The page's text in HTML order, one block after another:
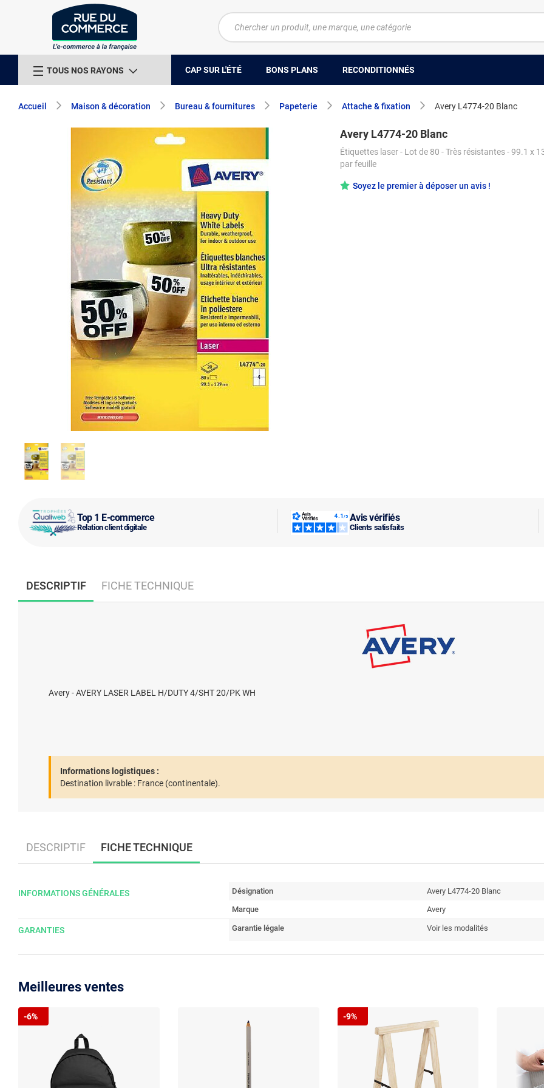
TOUS NOS RAYONS CAP SUR L'ÉTÉ BONS PLANS RECONDITIONNÉS
Accueil Maison & décoration Bureau & fournitures Papeterie Attache & fixation Avery L4774-20 Blanc
Top 1 E-commerce
Relation client digitale
Avis vérifiés
Clients satisfaits
Avery L4774-20 Blanc
Étiquettes laser - Lot de 80 - Très résistantes - 99.1 x
par feuille
Soyez le premier à déposer un avis !
DESCRIPTIF FICHE TECHNIQUE
Avery - AVERY LASER LABEL H/DUTY 4/SHT 20/PK WH
Informations logistiques :
Destination livrable : France (continentale).
DESCRIPTIF FICHE TECHNIQUE
INFORMATIONS GÉNÉRALES Désignation
Avery L4774-20 Blanc
Marque
Avery
GARANTIES Garantie légale Voir les modalités
Meilleures ventes
-6% -9%